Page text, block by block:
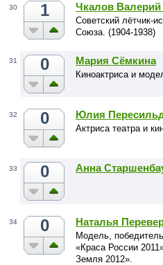
30 1 Чкалов
Советский лётчик-
Союза. (1904-1938)
31 0 Мария Сёмкина
Киноактриса и
32 0 Юлия
Актриса театра и
33 0 Анна
34 0 Наталья
Модель,
«Краса России
Земля 2012».